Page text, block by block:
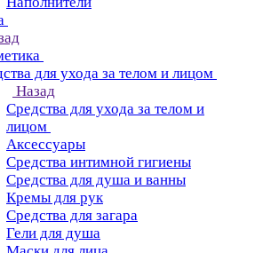
для ухода за телом и лицом
Назад
Средства для ухода за телом и
лицом
Аксессуары
Средства интимной гигиены
Средства для душа и ванны
Кремы для рук
Средства для загара
Гели для душа